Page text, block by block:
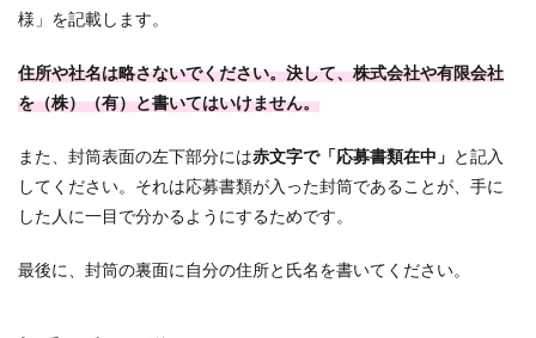
様」を記載します。
住所や社名は略さないでください。決して、株式会社や有限会社
を（株）（有）と書いてはいけません。
また、封筒表面の左下部分には赤文字で「応募書類在中」
と記入
してください。それは応募書類が入った封筒であることが、手に
した人に一目で分かるようにするためです。
最後に、封筒の裏面に自分の住所と氏名を書いてください。